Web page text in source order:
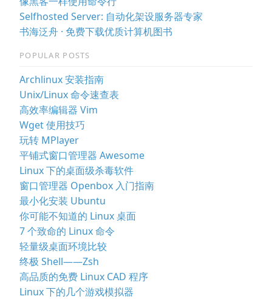
Selfhosted Server: 自动化架设服务器专家
书海泛舟 · 免费下载优质计算机图书
POPULAR POSTS
Archlinux 安装指南
Unix/Linux 命令速查表
高效率编辑器 Vim
Wget 使用技巧
玩转 MPlayer
平铺式窗口管理器 Awesome
Linux 下的桌面级杀毒软件
窗口管理器 Openbox 入门指南
最小化安装 Ubuntu
你可能不知道的 Linux 桌面
7 个致命的 Linux 命令
轻量级桌面环境比较
终极 Shell——Zsh
高品质的免费 Linux CAD 程序
Linux 下的几个游戏模拟器